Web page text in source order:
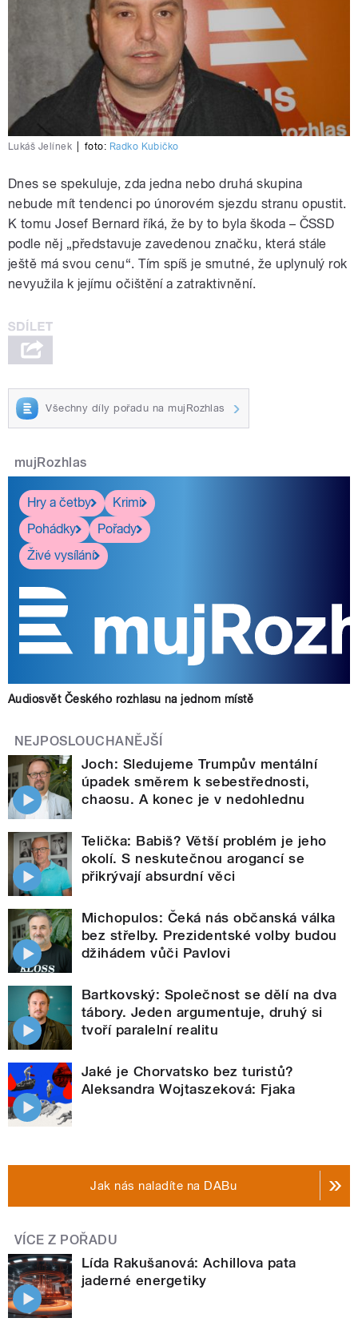
Lukáš Jelínek foto: Radko Kubičko
Dnes se spekuluje, zda jedna nebo druhá skupina
nebude mít tendenci po únorovém sjezdu stranu opustit.
K tomu Josef Bernard říká, že by to byla škoda – ČSSD
podle něj „představuje zavedenou značku, která stále
ještě má svou cenu“. Tím spíš je smutné, že uplynulý rok
nevyužila k jejímu očištění a zatraktivnění.
Všechny díly pořadu na mujRozhlas
mujRozhlas
Hry a četby
Krimi
Pohádky
Pořady
Živé vysílání
Audiosvět Českého rozhlasu na jednom místě
NEJPOSLOUCHANĚJŠÍ
Joch: Sledujeme Trumpův mentální
úpadek směrem k sebestřednosti,
chaosu. A konec je v nedohlednu
Telička: Babiš? Větší problém je jeho
okolí. S neskutečnou arogancí se
přikrývají absurdní věci
Michopulos: Čeká nás občanská válka
bez střelby. Prezidentské volby budou
džihádem vůči Pavlovi
Bartkovský: Společnost se dělí na dva
tábory. Jeden argumentuje, druhý si
tvoří paralelní realitu
Jaké je Chorvatsko bez turistů?
Aleksandra Wojtaszeková: Fjaka
Jak nás naladíte na DABu
VÍCE Z POŘADU
Lída Rakušanová: Achillova pata
jaderné energetiky